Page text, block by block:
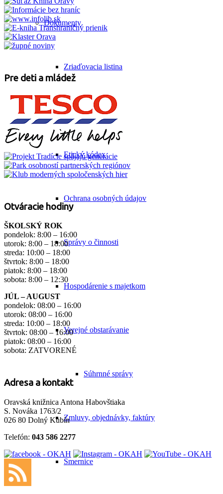
Dokumenty
Zriaďovacia listina
Výpožičný poriadok
Etický kódex
Ochrana osobných údajov
Správy o činnosti
Hospodárenie s majetkom
Verejné obstarávanie
Súhrnné správy
Zmluvy, objednávky, faktúry
Smernice
Pre deti a mládež
Otváracie hodiny
ŠKOLSKÝ ROK
pondelok: 8:00 – 16:00
utorok: 8:00 – 18:00
streda: 10:00 – 18:00
štvrtok: 8:00 – 18:00
piatok: 8:00 – 18:00
sobota: 8:00 – 12:30
JÚL – AUGUST
pondelok: 08:00 – 16:00
utorok: 08:00 – 16:00
streda: 10:00 – 18:00
štvrtok: 08:00 – 16:00
piatok: 08:00 – 16:00
sobota: ZATVORENÉ
Adresa a kontakt
Oravská knižnica Antona Habovštiaka
S. Nováka 1763/2
026 80 Dolný Kubín
Telefón: 043 586 2277